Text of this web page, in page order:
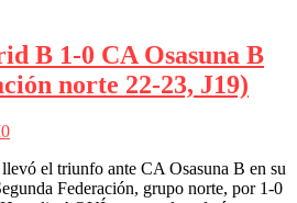
B 1-0 CA Osasuna B
norte 22-23, J19)
0
el triunfo ante CA Osasuna B en su
Federación, grupo norte, por 1-0